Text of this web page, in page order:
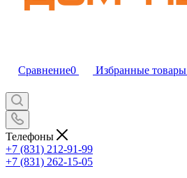
Сравнение0 Избранные товары
Телефоны
+7 (831) 212-91-99
+7 (831) 262-15-05